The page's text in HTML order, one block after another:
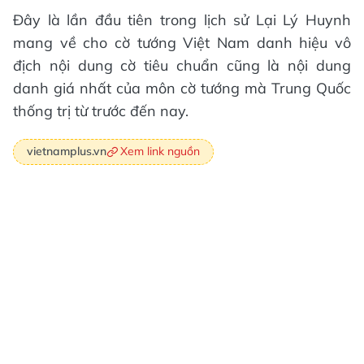
Đây là lần đầu tiên trong lịch sử Lại Lý Huynh
mang về cho cờ tướng Việt Nam danh hiệu vô
địch nội dung cờ tiêu chuẩn cũng là nội dung
danh giá nhất của môn cờ tướng mà Trung Quốc
thống trị từ trước đến nay.
vietnamplus.vn Xem link nguồn